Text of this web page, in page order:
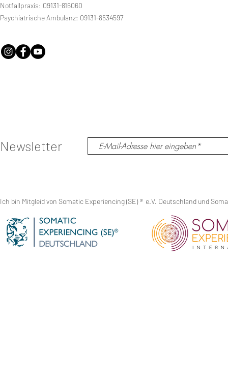
Notfallpraxis: 09131-816060
Psychiatrische Ambulanz: 09131-8534597
Newsletter
Ich bin Mitgleid von Somatic Experiencing (SE)® e.V. Deutschland und